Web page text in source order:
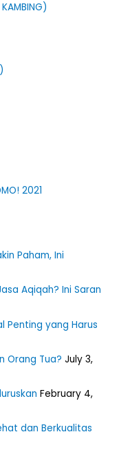
2021
Paham, Ini
Aqiqah? Ini Saran
Penting yang Harus
Orang Tua? July 3,
February 4,
dan Berkualitas